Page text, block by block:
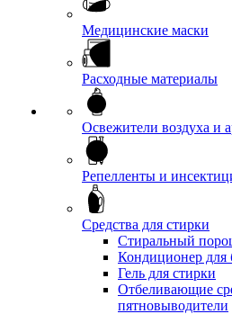
Медицинские маски
Расходные материалы
Освежители воздуха и
Репелленты и
Средства для стирки
Стиральный
Кондиционер для
Гель для стирки
Отбеливающие
пятновыводители